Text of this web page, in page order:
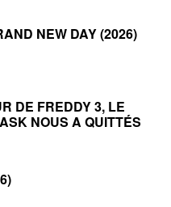
NEW DAY (2026)
DE FREDDY 3, LE
NOUS A QUITTÉS